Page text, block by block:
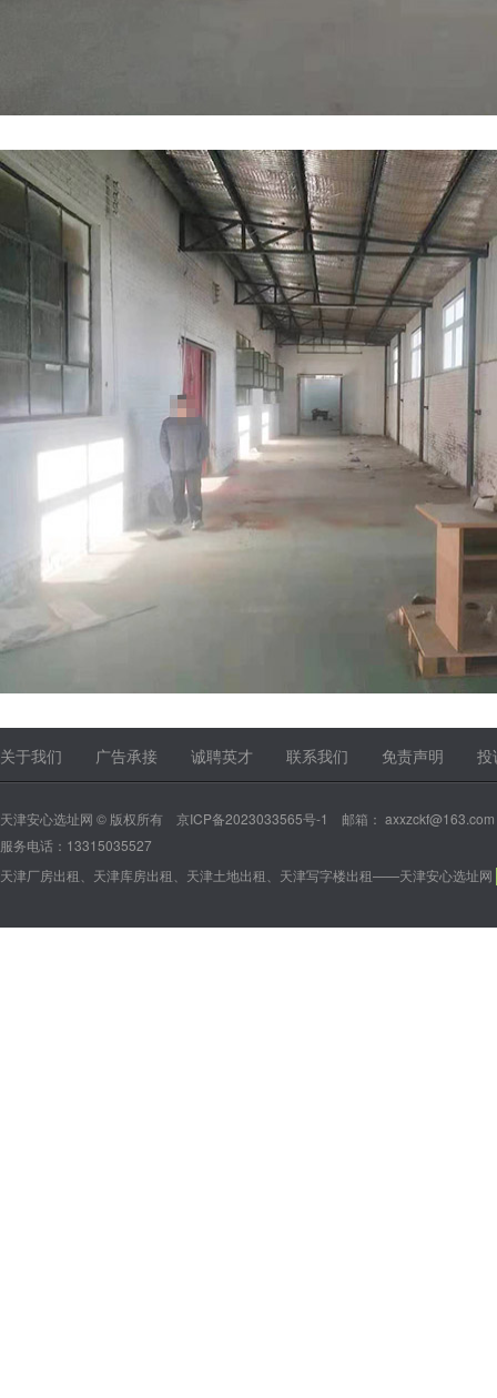
关于我们 广告承接 诚聘英才 联系我们 免责声明 投
天津安心选址网 © 版权所有 京ICP备2023033565号-1 邮箱： axxzckf@163.com
服务电话：13315035527
天津厂房出租、天津库房出租、天津土地出租、天津写字楼出租——天津安心选址网